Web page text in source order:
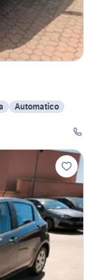
Automatico